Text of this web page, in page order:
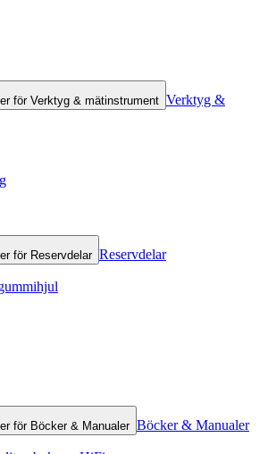
för Verktyg & mätinstrument Verktyg &
för Reservdelar Reservdelar
för Böcker & Manualer Böcker & Manualer